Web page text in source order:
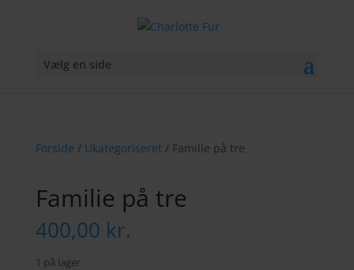
Vælg en side
Forside / Ukategoriseret/ Familie på tre
Familie på tre
400,00 kr.
1 på lager